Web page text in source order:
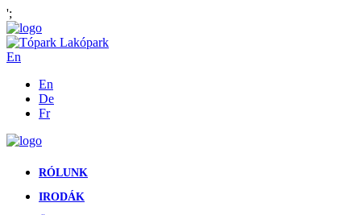
';
En
En
De
Fr
RÓLUNK
IRODÁK